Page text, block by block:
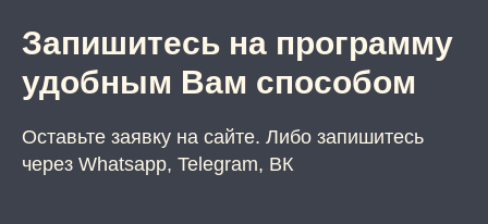
Запишитесь на программу
удобным Вам способом
Оставьте заявку на сайте. Либо запишитесь
через Whatsapp, Telegram, ВК